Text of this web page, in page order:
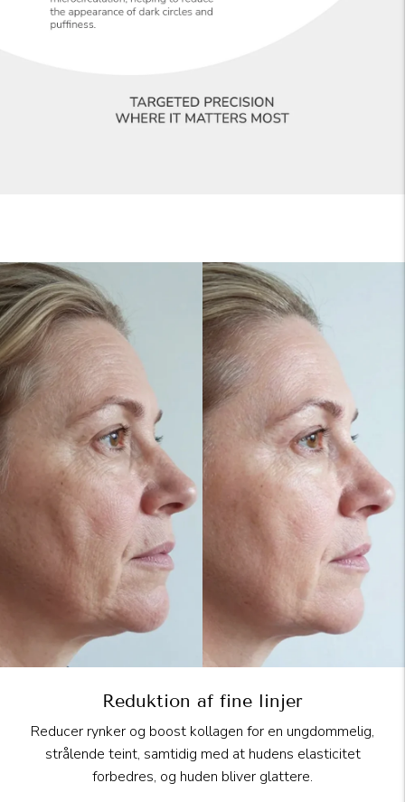
Reduktion af fine linjer
Reducer rynker og boost kollagen for en ungdommelig,
strålende teint, samtidig med at hudens elasticitet
forbedres, og huden bliver glattere.